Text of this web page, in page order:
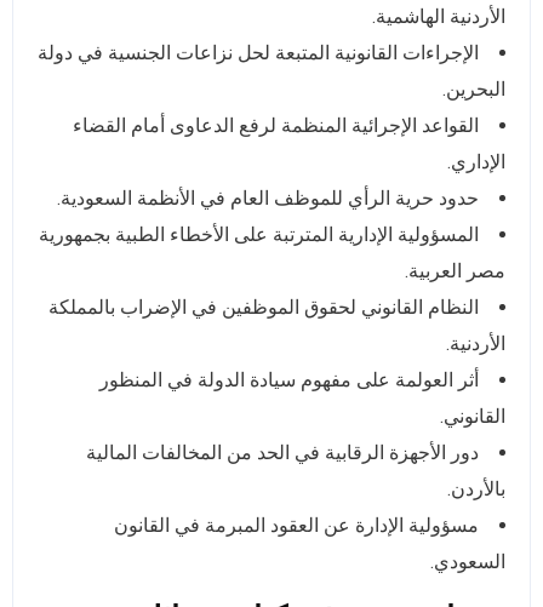
الأردنية الهاشمية.
الإجراءات القانونية المتبعة لحل نزاعات الجنسية في دولة
البحرين.
القواعد الإجرائية المنظمة لرفع الدعاوى أمام القضاء
الإداري.
حدود حرية الرأي للموظف العام في الأنظمة السعودية.
المسؤولية الإدارية المترتبة على الأخطاء الطبية بجمهورية
مصر العربية.
النظام القانوني لحقوق الموظفين في الإضراب بالمملكة
الأردنية.
أثر العولمة على مفهوم سيادة الدولة في المنظور
القانوني.
دور الأجهزة الرقابية في الحد من المخالفات المالية
بالأردن.
مسؤولية الإدارة عن العقود المبرمة في القانون
السعودي.